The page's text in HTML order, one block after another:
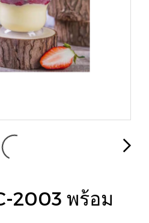
2003 พร้อม